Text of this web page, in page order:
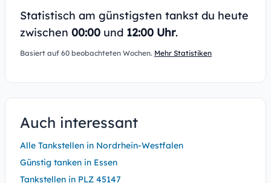
Statistisch am günstigsten tankst du heute
zwischen 00:00 und 12:00 Uhr.
Basiert auf 60 beobachteten Wochen. Mehr Statistiken
Auch interessant
Alle Tankstellen in Nordrhein-Westfalen
Günstig tanken in Essen
Tankstellen in PLZ 45147